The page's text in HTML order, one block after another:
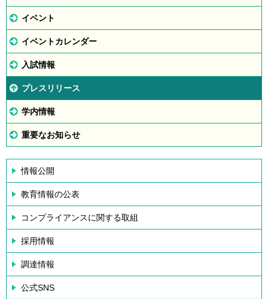
イベント
イベントカレンダー
入試情報
プレスリリース
学内情報
重要なお知らせ
情報公開
教育情報の公表
コンプライアンスに関する取組
採用情報
調達情報
公式SNS